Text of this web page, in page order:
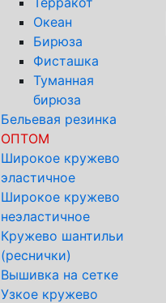
Океан
Бирюза
Фисташка
Туманная
бирюза
Бельевая резинка
ОПТОМ
Широкое кружево
эластичное
Широкое кружево
неэластичное
Кружево шантильи
(реснички)
Вышивка на сетке
Узкое кружево